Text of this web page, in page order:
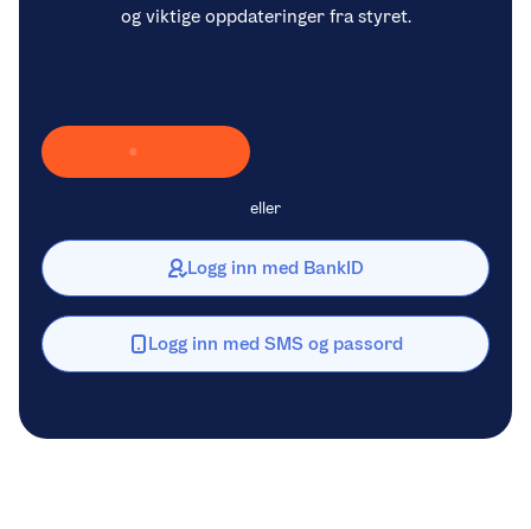
og viktige oppdateringer fra styret.
Laster inn Vipps …
eller
Logg inn med BankID
Logg inn med SMS og passord